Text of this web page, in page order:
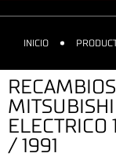
INICIO
MITSUBISHI
ELECTRICO
/ 1991